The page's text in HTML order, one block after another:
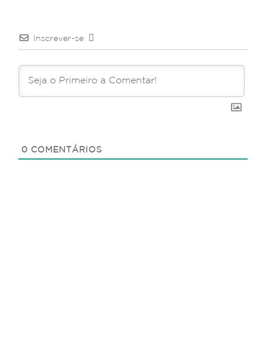
Inscrever-se
0 COMENTÁRIOS